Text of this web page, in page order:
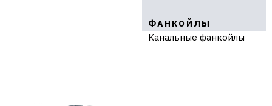
ФАНКОЙЛЫ
Канальные фанкойлы